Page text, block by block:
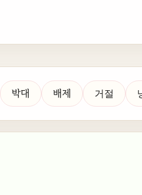
박대 배제 거절